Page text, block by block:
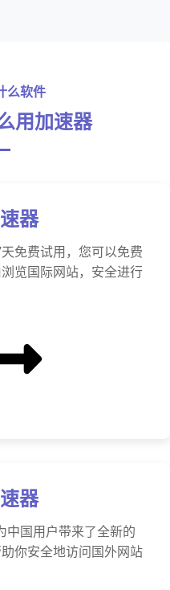
么软件
用加速器
器
免费试用，您可以免费
览国际网站，安全进行
器
国用户带来了全新的
你安全地访问国外网站